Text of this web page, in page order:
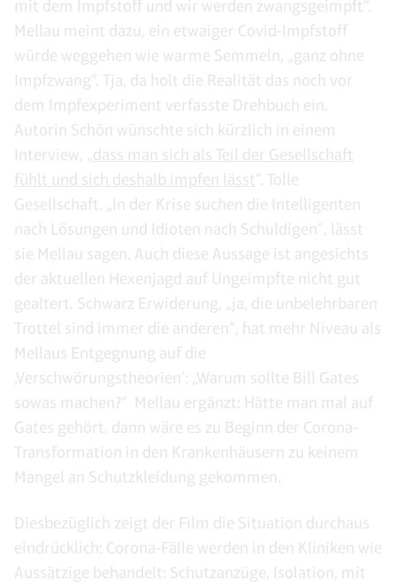
mit dem Impfstoff und wir werden zwangsgeimpft“.
Mellau meint dazu, ein etwaiger Covid-Impfstoff
würde weggehen wie warme Semmeln, „ganz ohne
Impfzwang“. Tja, da holt die Realität das noch vor
dem Impfexperiment verfasste Drehbuch ein.
Autorin Schön wünschte sich kürzlich in einem
Interview, „dass man sich als Teil der Gesellschaft
fühlt und sich deshalb impfen lässt“. Tolle
Gesellschaft. „In der Krise suchen die Intelligenten
nach Lösungen und Idioten nach Schuldigen“, lässt
sie Mellau sagen. Auch diese Aussage ist angesichts
der aktuellen Hexenjagd auf Ungeimpfte nicht gut
gealtert. Schwarz Erwiderung, „ja, die unbelehrbaren
Trottel sind immer die anderen“, hat mehr Niveau als
Mellaus Entgegnung auf die
‚Verschwörungstheorien‘: „Warum sollte Bill Gates
sowas machen?“ Mellau ergänzt: Hätte man mal auf
Gates gehört, dann wäre es zu Beginn der Corona-
Transformation in den Krankenhäusern zu keinem
Mangel an Schutzkleidung gekommen.
Diesbezüglich zeigt der Film die Situation durchaus
eindrücklich: Corona-Fälle werden in den Kliniken wie
Aussätzige behandelt: Schutzanzüge, Isolation, mit